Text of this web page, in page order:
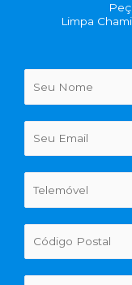
Limpa